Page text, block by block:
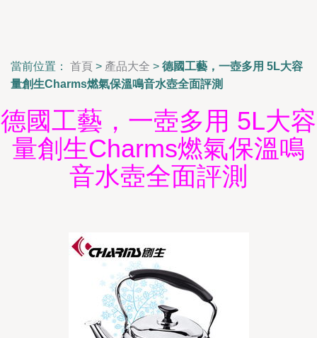
當前位置： 首頁 > 產品大全 > 德國工藝，一壺多用 5L大容
量創生Charms燃氣保溫鳴音水壺全面評測
德國工藝，一壺多用 5L大容
量創生Charms燃氣保溫鳴
音水壺全面評測